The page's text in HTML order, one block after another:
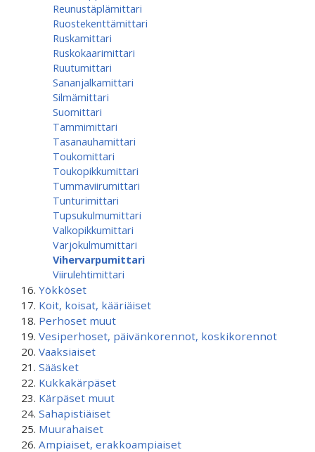
Reunustäplämittari
Ruostekenttämittari
Ruskamittari
Ruskokaarimittari
Ruutumittari
Sananjalkamittari
Silmämittari
Suomittari
Tammimittari
Tasanauhamittari
Toukomittari
Toukopikkumittari
Tummaviirumittari
Tunturimittari
Tupsukulmumittari
Valkopikkumittari
Varjokulmumittari
Vihervarpumittari
Viirulehtimittari
Yökköset
Koit, koisat, kääriäiset
Perhoset muut
Vesiperhoset, päivänkorennot, koskikorennot
Vaaksiaiset
Sääsket
Kukkakärpäset
Kärpäset muut
Sahapistiäiset
Muurahaiset
Ampiaiset, erakkoampiaiset